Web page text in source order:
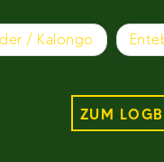
/ Kalongo
ZUM